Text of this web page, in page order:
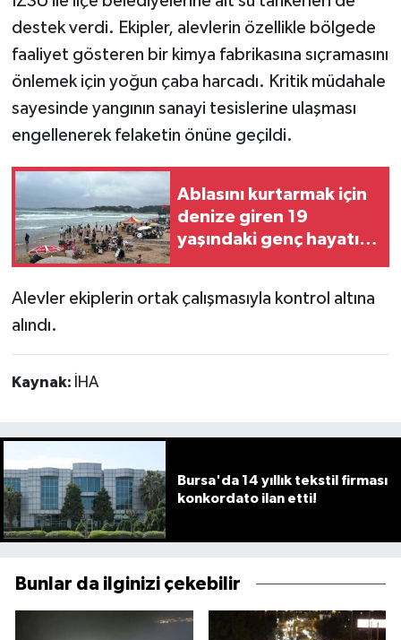
destek verdi. Ekipler, alevlerin özellikle bölgede
faaliyet gösteren bir kimya fabrikasına sıçramasını
önlemek için yoğun çaba harcadı. Kritik müdahale
sayesinde yangının sanayi tesislerine ulaşması
engellenerek felaketin önüne geçildi.
Ablasını kurtarmak için
denize giren 19
yaşındaki genç hayatını
Alevler ekiplerin ortak çalışmasıyla kontrol altına
alındı.
Kaynak: İHA
Bursa'da 14 yıllık tekstil firması
konkordato ilan etti!
Bunlar da ilginizi çekebilir